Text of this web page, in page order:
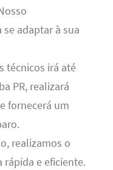
adaptar à sua
técnicos irá até
PR, realizará
fornecerá um
realizamos o
rápida e eficiente.